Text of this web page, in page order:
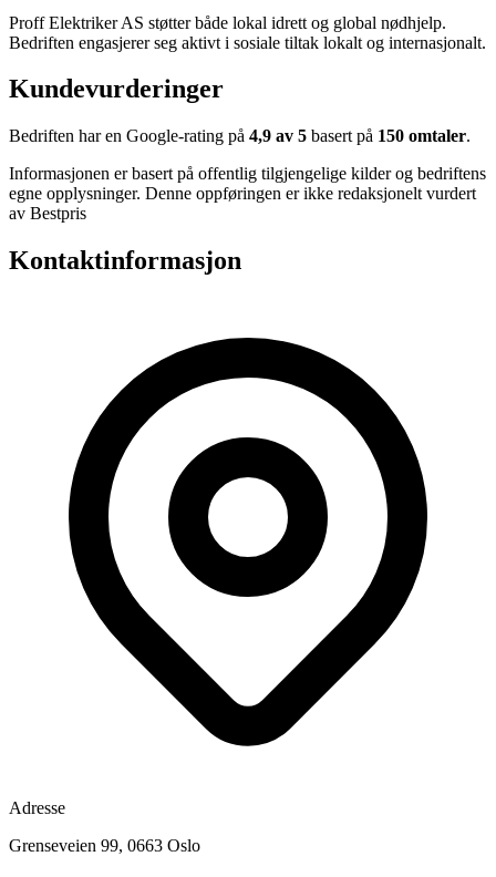
Proff Elektriker AS støtter både lokal idrett og global nødhjelp.
Bedriften engasjerer seg aktivt i sosiale tiltak lokalt og internasjonalt.
Kundevurderinger
Bedriften har en Google-rating på 4,9 av 5 basert på 150 omtaler.
Informasjonen er basert på offentlig tilgjengelige kilder og bedriftens
egne opplysninger. Denne oppføringen er ikke redaksjonelt vurdert
av Bestpris
Kontaktinformasjon
Adresse
Grenseveien 99, 0663 Oslo